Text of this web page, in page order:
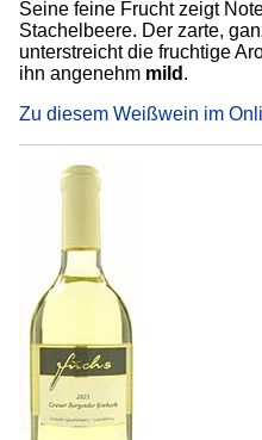
Seine feine Frucht zeigt
Stachelbeere. Der zarte,
unterstreicht die fruchtige
ihn angenehm mild .
Zu diesem Weißwein im